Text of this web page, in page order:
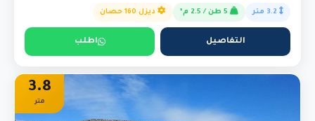
ديزل 160 حصان
التفاصيل اطلب
3.8
متر